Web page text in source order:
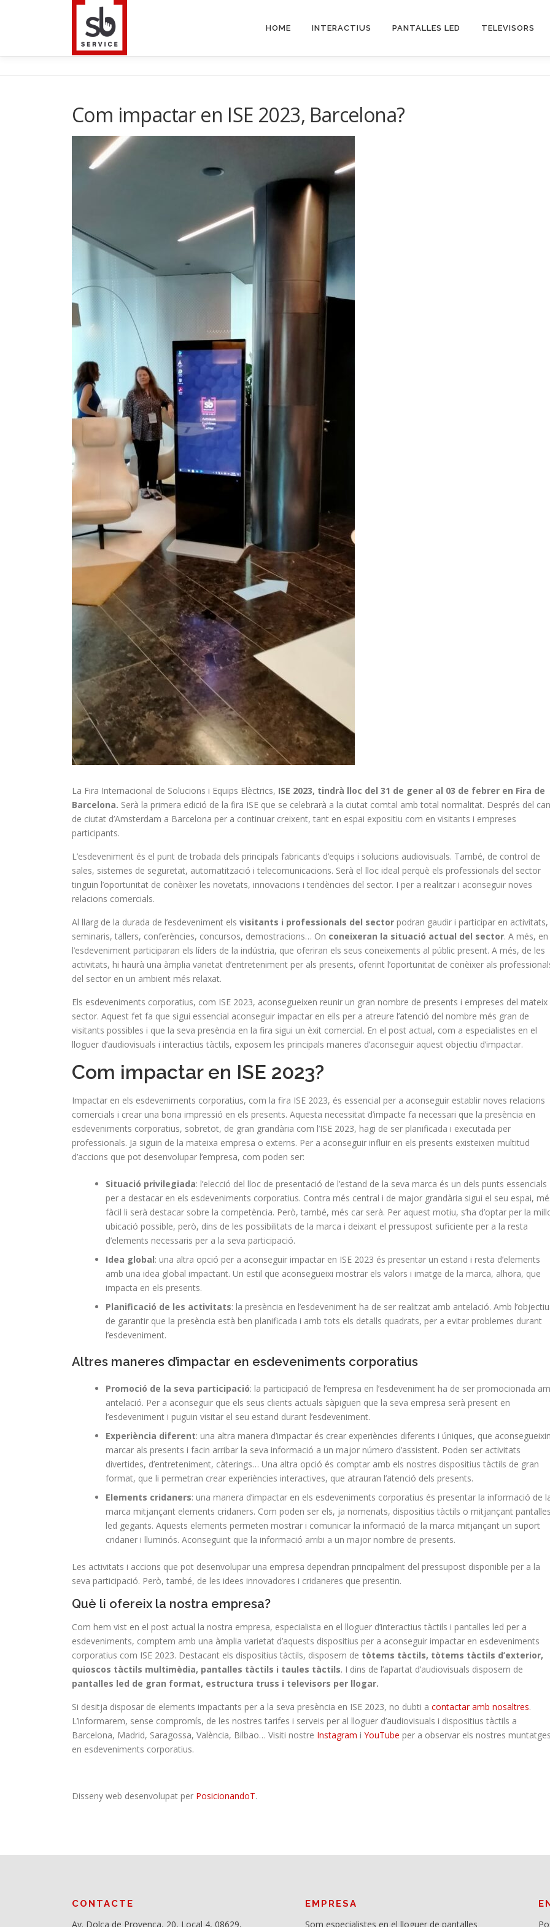
HOME INTERACTIUS PANTALLES LED TELEVISORS
Com impactar en ISE 2023, Barcelona?
La Fira Internacional de Solucions i Equips Elèctrics, ISE 2023, tindrà lloc del 31 de gener al 03 de febrer en Fira de
Barcelona. Serà la primera edició de la fira ISE que se celebrarà a la ciutat comtal amb total normalitat. Després del
de ciutat d’Amsterdam a Barcelona per a continuar creixent, tant en espai expositiu com en visitants i empreses
participants.
L’esdeveniment és el punt de trobada dels principals fabricants d’equips i solucions audiovisuals. També, de control de
sales, sistemes de seguretat, automatització i telecomunicacions. Serà el lloc ideal perquè els professionals del sector
tinguin l’oportunitat de conèixer les novetats, innovacions i tendències del sector. I per a realitzar i aconseguir noves
relacions comercials.
Al llarg de la durada de l’esdeveniment els visitants i professionals del sector podran gaudir i participar en activitats,
seminaris, tallers, conferències, concursos, demostracions… On coneixeran la situació actual del sector. A més, en
l’esdeveniment participaran els líders de la indústria, que oferiran els seus coneixements al públic present. A més, de les
activitats, hi haurà una àmplia varietat d’entreteniment per als presents, oferint l’oportunitat de conèixer als
del sector en un ambient més relaxat.
Els esdeveniments corporatius, com ISE 2023, aconsegueixen reunir un gran nombre de presents i empreses del mateix
sector. Aquest fet fa que sigui essencial aconseguir impactar en ells per a atreure l’atenció del nombre més gran de
visitants possibles i que la seva presència en la fira sigui un èxit comercial. En el post actual, com a especialistes en el
lloguer d’audiovisuals i interactius tàctils, exposem les principals maneres d’aconseguir aquest objectiu d’impactar.
Com impactar en ISE 2023?
Impactar en els esdeveniments corporatius, com la fira ISE 2023, és essencial per a aconseguir establir noves relacions
comercials i crear una bona impressió en els presents. Aquesta necessitat d’impacte fa necessari que la presència en
esdeveniments corporatius, sobretot, de gran grandària com l’ISE 2023, hagi de ser planificada i executada per
professionals. Ja siguin de la mateixa empresa o externs. Per a aconseguir influir en els presents existeixen multitud
d’accions que pot desenvolupar l’empresa, com poden ser:
Situació privilegiada: l’elecció del lloc de presentació de l’estand de la seva marca és un dels punts essencials
per a destacar en els esdeveniments corporatius. Contra més central i de major grandària sigui el seu espai,
fàcil li serà destacar sobre la competència. Però, també, més car serà. Per aquest motiu, s’ha d’optar per la
ubicació possible, però, dins de les possibilitats de la marca i deixant el pressupost suficiente per a la resta
d’elements necessaris per a la seva participació.
Idea global: una altra opció per a aconseguir impactar en ISE 2023 és presentar un estand i resta d’elements
amb una idea global impactant. Un estil que aconsegueixi mostrar els valors i imatge de la marca, alhora, que
impacta en els presents.
Planificació de les activitats: la presència en l’esdeveniment ha de ser realitzat amb antelació. Amb l’objectiu
de garantir que la presència està ben planificada i amb tots els detalls quadrats, per a evitar problemes durant
l’esdeveniment.
Altres maneres d’impactar en esdeveniments corporatius
Promoció de la seva participació: la participació de l’empresa en l’esdeveniment ha de ser promocionada
antelació. Per a aconseguir que els seus clients actuals sàpiguen que la seva empresa serà present en
l’esdeveniment i puguin visitar el seu estand durant l’esdeveniment.
Experiència diferent: una altra manera d’impactar és crear experiències diferents i úniques, que
marcar als presents i facin arribar la seva informació a un major número d’assistent. Poden ser activitats
divertides, d’entreteniment, càterings… Una altra opció és comptar amb els nostres dispositius tàctils de gran
format, que li permetran crear experiències interactives, que atrauran l’atenció dels presents.
Elements cridaners: una manera d’impactar en els esdeveniments corporatius és presentar la informació de
marca mitjançant elements cridaners. Com poden ser els, ja nomenats, dispositius tàctils o mitjançant
led gegants. Aquests elements permeten mostrar i comunicar la informació de la marca mitjançant un suport
cridaner i lluminós. Aconseguint que la informació arribi a un major nombre de presents.
Les activitats i accions que pot desenvolupar una empresa dependran principalment del pressupost disponible per a la
seva participació. Però, també, de les idees innovadores i cridaneres que presentin.
Què li ofereix la nostra empresa?
Com hem vist en el post actual la nostra empresa, especialista en el lloguer d’interactius tàctils i pantalles led per a
esdeveniments, comptem amb una àmplia varietat d’aquests dispositius per a aconseguir impactar en esdeveniments
corporatius com ISE 2023. Destacant els dispositius tàctils, disposem de tòtems tàctils, tòtems tàctils d’exterior,
quioscos tàctils multimèdia, pantalles tàctils i taules tàctils. I dins de l’apartat d’audiovisuals disposem de
pantalles led de gran format, estructura truss i televisors per llogar.
Si desitja disposar de elements impactants per a la seva presència en ISE 2023, no dubti a contactar amb nosaltres.
L’informarem, sense compromís, de les nostres tarifes i serveis per al lloguer d’audiovisuals i dispositius tàctils a
Barcelona, Madrid, Saragossa, València, Bilbao… Visiti nostre Instagram i YouTube per a observar els nostres
en esdeveniments corporatius.
Disseny web desenvolupat per PosicionandoT.
CONTACTE
Av. Dolça de Provença, 20, Local 4, 08629,
EMPRESA
Som especialistes en el lloguer de pantalles